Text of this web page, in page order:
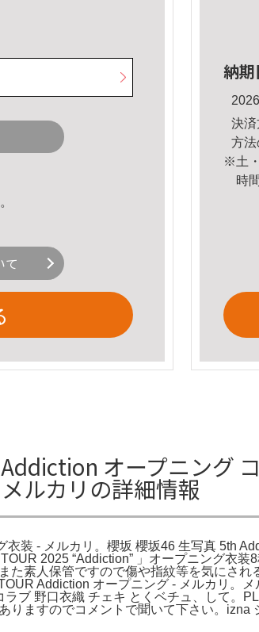
て
納期
決
方法
※土
時
オープニング
ルカリの詳細情報
装 - メルカリ。櫻坂 櫻坂46 生写真 5th
2025 “Addiction” 」オープニング衣
た素人保管ですので傷や指紋等を気にさ
Addiction オープニング - メルカリ。
ブ 野口衣織 チェキ とくベチュ、して。
りますのでコメントで聞いて下さい。